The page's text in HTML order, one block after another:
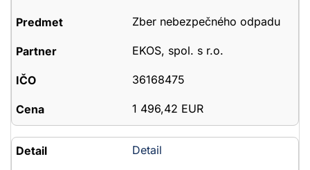
Zber nebezpečného odpadu
EKOS, spol. s r.o.
36168475
1 496,42 EUR
Detail